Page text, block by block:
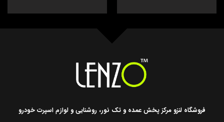
فروشگاه لنزو مرکز پخش عمده و تک نور، روشنایی و لوازم اسپرت خودرو